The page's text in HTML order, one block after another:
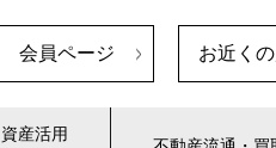
会員ページ お近く
資産活用